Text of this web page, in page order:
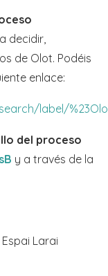
decidir,
de Olot. Podéis
enlace:
label/
del proceso
y a través de la
Larai